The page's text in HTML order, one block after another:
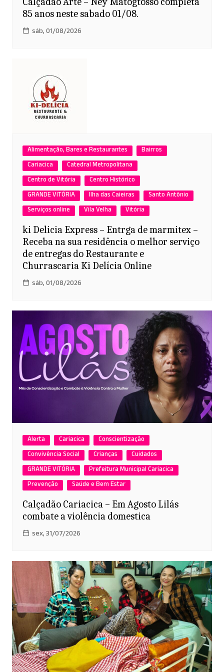
85 anos neste sabado 01/08.
sáb, 01/08/2026
Alimentação, Bares e Restaurantes
Bairros
Cariacica
Catedral Metropolitana
Centro de Vitória
Centro Histórico
GRANDE VITÓRIA
Ilha das Caieiras
Santo Antônio
Serviços online
Vila Velha Vitória
ki Delicia Express – Entrga de marmitex –
Receba na sua residência o melhor serviço
de entregas do Restaurante e
Churrascaria Ki Delícia Online
sáb, 01/08/2026
Alerta Cariacica
Conscientização
Convivência Social
Crianças
Cuidados
GRANDE VITÓRIA
Prefeitura Municipal Cariacica
Prevenção
Saúde e Bem Estar
Calçadão Cariacica – Em Agosto Lilás
combate a violência domestica
sex, 31/07/2026